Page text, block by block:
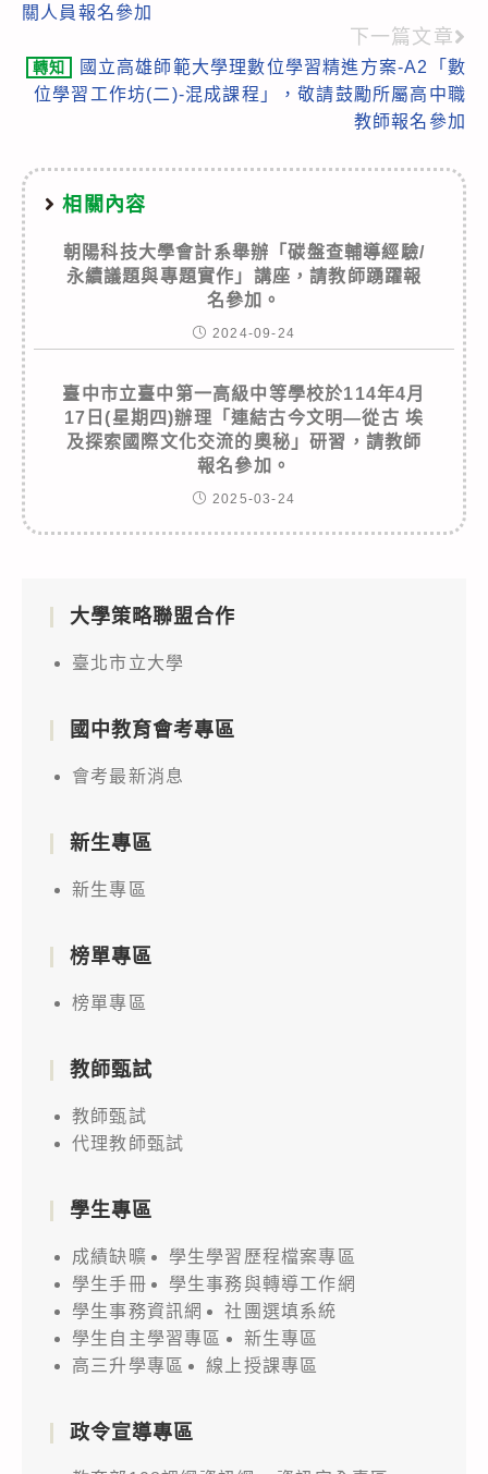
關人員報名參加
下一篇文章
轉知
國立高雄師範大學理數位學習精進方案-A2「數
位學習工作坊(二)-混成課程」，敬請鼓勵所屬高中職
教師報名參加
相關內容
朝陽科技大學會計系舉辦「碳盤查輔導經驗/
永續議題與專題實作」講座，請教師踴躍報
名參加。
2024-09-24
臺中市立臺中第一高級中等學校於114年4月
17日(星期四)辦理「連結古今文明—從古 埃
及探索國際文化交流的奧秘」研習，請教師
報名參加。
2025-03-24
大學策略聯盟合作
臺北市立大學
國中教育會考專區
會考最新消息
新生專區
新生專區
榜單專區
榜單專區
教師甄試
教師甄試
代理教師甄試
學生專區
成績缺曠
學生學習歷程檔案專區
學生手冊
學生事務與轉導工作網
學生事務資訊網
社團選填系統
學生自主學習專區
新生專區
高三升學專區
線上授課專區
政令宣導專區